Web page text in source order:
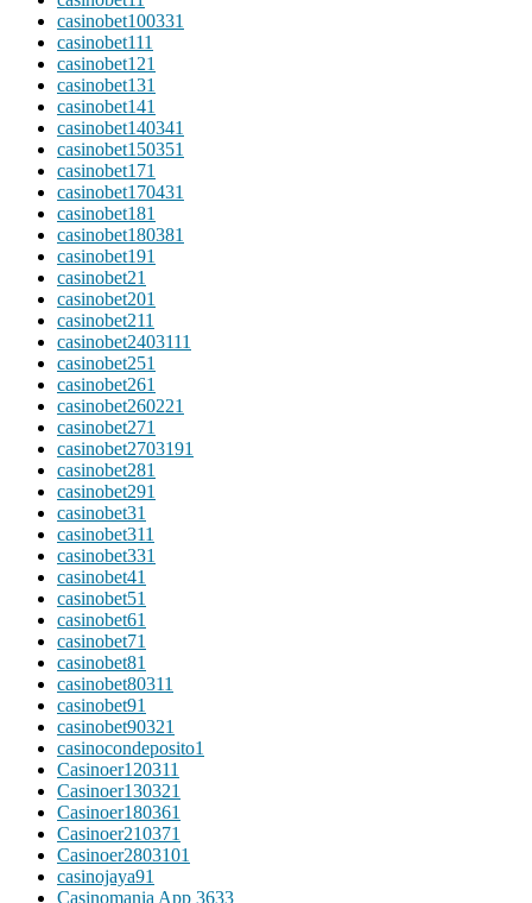
casinobet100331
casinobet111
casinobet121
casinobet131
casinobet141
casinobet140341
casinobet150351
casinobet171
casinobet170431
casinobet181
casinobet180381
casinobet191
casinobet21
casinobet201
casinobet211
casinobet2403111
casinobet251
casinobet261
casinobet260221
casinobet271
casinobet2703191
casinobet281
casinobet291
casinobet31
casinobet311
casinobet331
casinobet41
casinobet51
casinobet61
casinobet71
casinobet81
casinobet80311
casinobet91
casinobet90321
casinocondeposito1
Casinoer120311
Casinoer130321
Casinoer180361
Casinoer210371
Casinoer2803101
casinojaya91
Casinomania App 3633